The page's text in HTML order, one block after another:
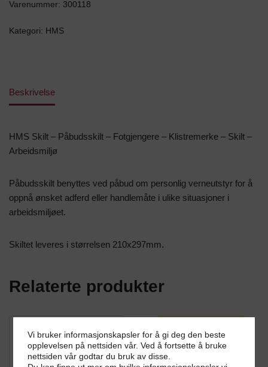
Varenummer: 300118
Kategori: HMS
Beskrivelse
HMS Skilt – Påbudsskilt – Fotgjengere – Klistremerke – Skilt –
Arbeidsmiljø
Påbudsskilt benyttes ved påbud om personlig verneutstyr for å
oppnå ønsket adferd eller handlemåte i ulike situasjoner i
arbeidsmiljøet.
Skiltet leveres i størrelsen 210x297mm.
Relaterte produkter
Vi bruker informasjonskapsler for å gi deg den beste
opplevelsen på nettsiden vår. Ved å fortsette å bruke
nettsiden vår godtar du bruk av disse.